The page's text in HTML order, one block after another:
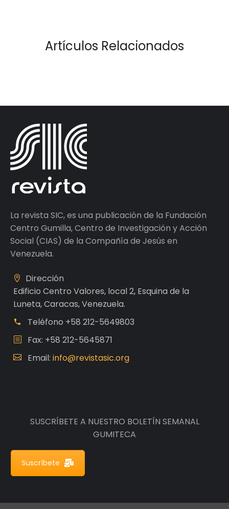
Artículos Relacionados
La revista SIC, es una publicación de la Fundación
Centro Gumilla, Centro de Investigación y Acción
Social (CIAS) de la Compañía de Jesús en
Venezuela.
Dirección
Edificio Centro Valores, local 2, Esquina de la
Luneta, Caracas, Venezuela.
Teléfono +58 212-5649803
Fax: +58 212-5645871
Email: info@revistasic.org
SUSCRÍBETE A NUESTRO BOLETÍN SEMANAL
GUMITECA
Suscríbete